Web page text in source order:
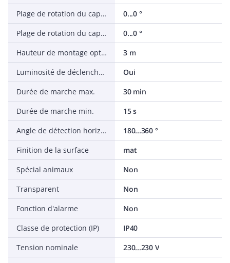
Plage de rotation du capteur, verticale
0...0 °
Plage de rotation du capteur, horizontale
0...0 °
Hauteur de montage optimale
3 m
Luminosité de déclenchement ajustable
Oui
Durée de marche max.
30 min
Durée de marche min.
15 s
Angle de détection horizontal
180...360 °
Finition de la surface
mat
Spécial animaux
Non
Transparent
Non
Fonction d'alarme
Non
Classe de protection (IP)
IP40
Tension nominale
230...230 V